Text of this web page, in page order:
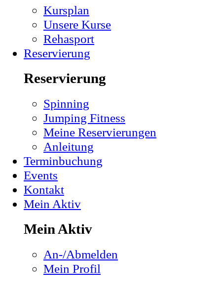
Kursplan
Unsere Kurse
Rehasport
Reservierung
Reservierung
Spinning
Jumping Fitness
Meine Reservierungen
Anleitung
Terminbuchung
Events
Kontakt
Mein Aktiv
Mein Aktiv
An-/Abmelden
Mein Profil